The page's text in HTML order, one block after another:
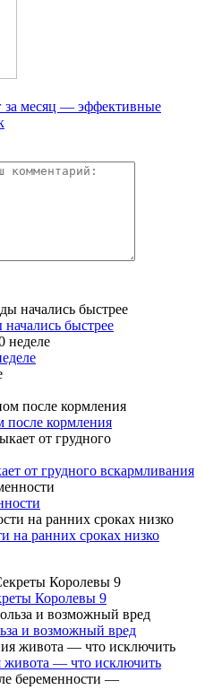
за месяц — эффективные
быстрее
после кормления
от грудного вскармливания
на ранних сроках низко
Королевы 9
и возможный вред
живота — что исключить